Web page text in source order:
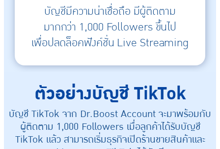
บัญชีมีความน่าเชื่อถือ มีผู้ติดตาม
มากกว่า 1,000 Followers ขึ้นไป
เพื่อปลดล็อคฟังค์ชั่น Live Streaming
ตัวอย่างบัญชี TikTok
บัญชี TikTok จาก Dr.Boost Account จะมาพร้อมกับ
ผู้ติดตาม 1,000 Followers เมื่อลูกค้าได้รับบัญชี
TikTok แล้ว สามารถเริ่มธุรกิจเปิดร้านขายสินค้าและ